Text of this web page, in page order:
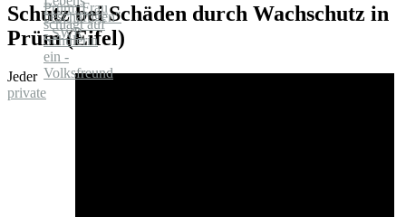
Schutz bei Schäden durch Wachschutz in
Prüm (Eifel)
Jeder
private